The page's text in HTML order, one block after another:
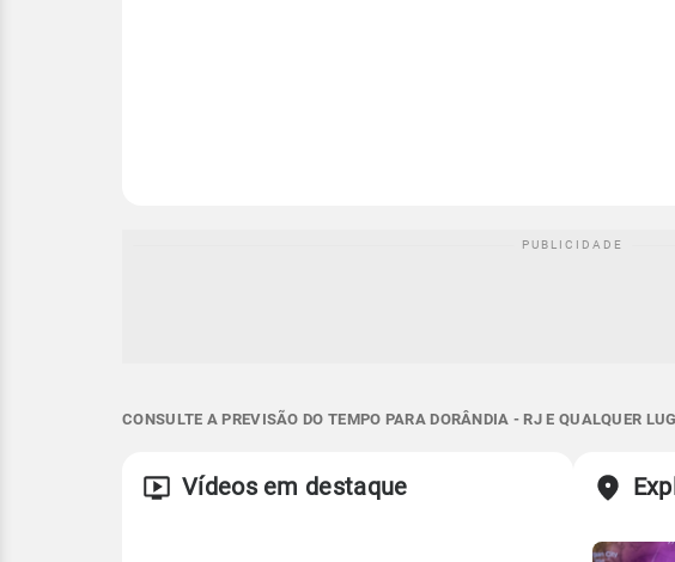
CONSULTE A PREVISÃO DO TEMPO PARA DORÂNDIA - RJ E QUALQUER
Vídeos em destaque